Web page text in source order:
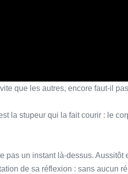
que les autres, encore faut-il
la stupeur qui la fait courir : le
pas un instant là-dessus. Aussitôt
de sa réflexion : sans aucun